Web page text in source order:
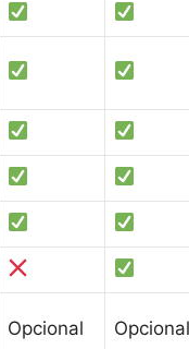
Opcional Opcional